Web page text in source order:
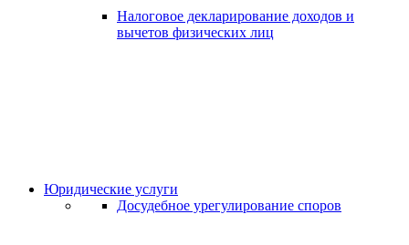
Налоговое декларирование доходов и
вычетов физических лиц
Юридические услуги
Досудебное урегулирование споров